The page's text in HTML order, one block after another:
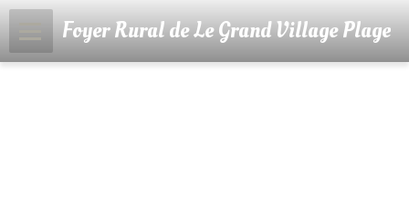
Foyer Rural de Le Grand Village Plage